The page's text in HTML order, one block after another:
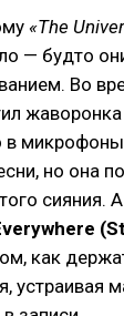
«The
— будто
Во
в
но она
сияния.
как
устраивая